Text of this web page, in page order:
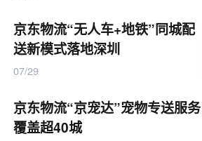
京东物流“无人车+地铁”同城配
送新模式落地深圳
07/29
京东物流“京宠达”宠物专送服务
覆盖超40城